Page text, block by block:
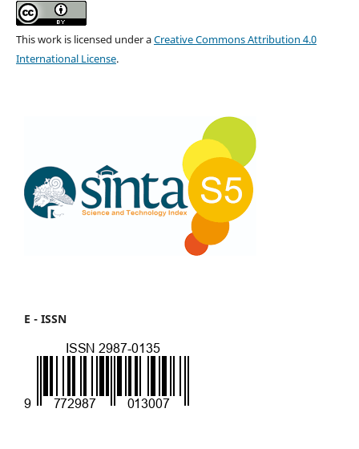
This work is licensed under aCreative Commons Attribution 4.0
International License.
E - ISSN